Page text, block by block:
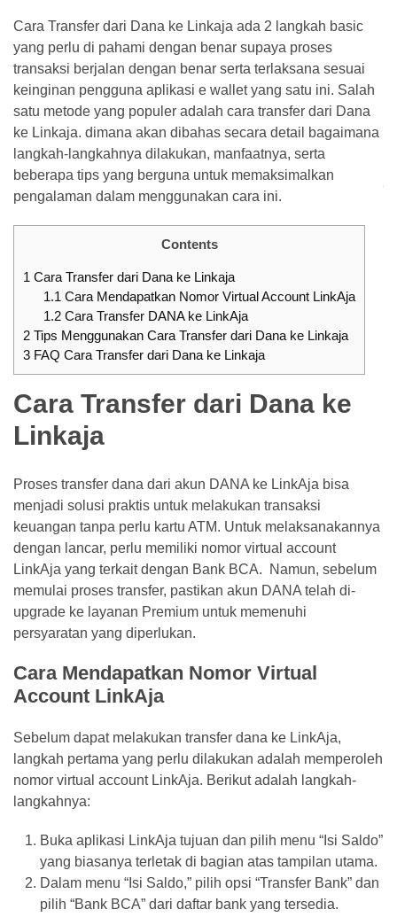
Tinggal
Jepang
Cara
Transfer
m-
Banking
BCA
Pinjaman
200
Juta
KUR,
Bunga
MOST
USED
CATEGORIES
Bank
(26)
Tips
(21)
Cara Transfer dari Dana ke Linkaja ada 2 langkah basic
yang perlu di pahami dengan benar supaya proses
transaksi berjalan dengan benar serta terlaksana sesuai
keinginan pengguna aplikasi e wallet yang satu ini. Salah
satu metode yang populer adalah cara transfer dari Dana
ke Linkaja. dimana akan dibahas secara detail bagaimana
langkah-langkahnya dilakukan, manfaatnya, serta
beberapa tips yang berguna untuk memaksimalkan
pengalaman dalam menggunakan cara ini.
Contents
1 Cara Transfer dari Dana ke Linkaja
1.1 Cara Mendapatkan Nomor Virtual Account LinkAja
1.2Cara Transfer DANA ke LinkAja
2 Tips Menggunakan Cara Transfer dari Dana ke Linkaja
3 FAQ Cara Transfer dari Dana ke Linkaja
Cara Transfer dari Dana ke
Linkaja
Proses transfer dana dari akun DANA ke LinkAja bisa
menjadi solusi praktis untuk melakukan transaksi
keuangan tanpa perlu kartu ATM. Untuk melaksanakannya
dengan lancar, perlu memiliki nomor virtual account
LinkAja yang terkait dengan Bank BCA. Namun, sebelum
memulai proses transfer, pastikan akun DANA telah di-
upgrade ke layanan Premium untuk memenuhi
persyaratan yang diperlukan.
Cara Mendapatkan Nomor Virtual
Account LinkAja
Sebelum dapat melakukan transfer dana ke LinkAja,
langkah pertama yang perlu dilakukan adalah memperoleh
nomor virtual account LinkAja. Berikut adalah langkah-
langkahnya:
Buka aplikasi LinkAja tujuan dan pilih menu “Isi Saldo”
yang biasanya terletak di bagian atas tampilan utama.
Dalam menu “Isi Saldo,” pilih opsi “Transfer Bank” dan
pilih “Bank BCA” dari daftar bank yang tersedia.